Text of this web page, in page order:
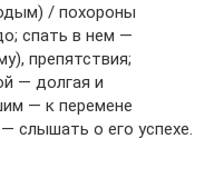
/ похороны
спать в нем —
препятствия;
— долгая и
— к перемене
слышать о его успехе.